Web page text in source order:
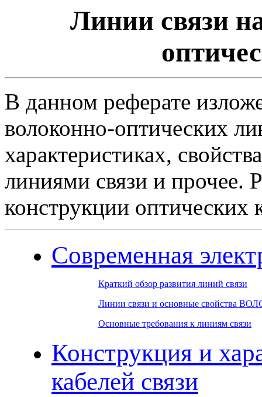
Линии связи
В данном реферате
волоконно-оптических
характеристиках,
линиями связи и прочее.
конструкции оптических
Современная
Краткий обзор развития линий связи
Линии связи и основные свойства
Основные требования к линиям связи
Конструкция и
кабелей связи